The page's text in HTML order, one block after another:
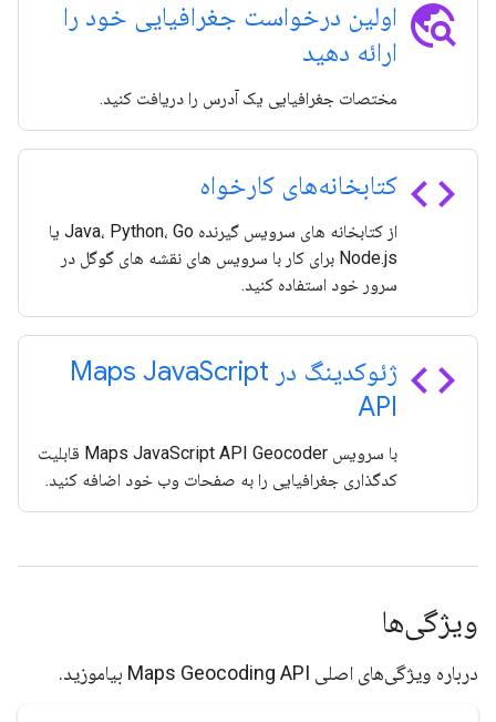
travel_explore اولین درخواست جغرافیایی خود را
ارائه دهید
مختصات جغرافیایی یک آدرس را دریافت کنید.
code کتابخانه‌های کارخواه
از کتابخانه های سرویس گیرنده Java، Python، Go یا
Node.js برای کار با سرویس های نقشه های گوگل در
سرور خود استفاده کنید.
code ژئوکدینگ در Maps Java Script
API
با سرویس Maps JavaScript API Geocoder قابلیت
کدگذاری جغرافیایی را به صفحات وب خود اضافه کنید.
ویژگی‌ها
درباره ویژگی‌های اصلی Maps Geocoding API بیاموزید.